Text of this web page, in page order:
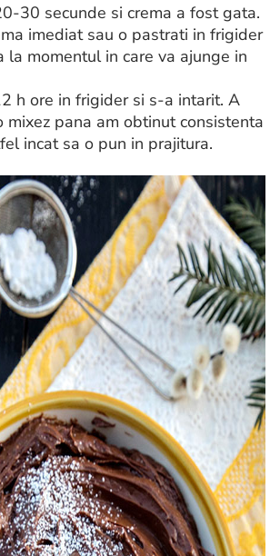
30 secunde si crema a fost gata.
imediat sau o pastrati in frigider
la momentul in care va ajunge in
h ore in frigider si s-a intarit. A
mixez pana am obtinut consistenta
incat sa o pun in prajitura.